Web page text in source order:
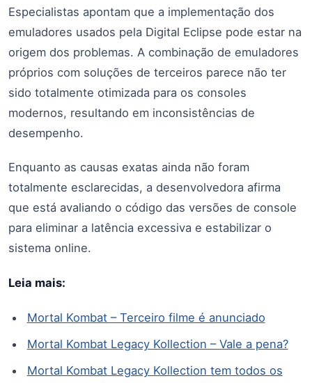
Especialistas apontam que a implementação dos
emuladores usados pela Digital Eclipse pode estar na
origem dos problemas. A combinação de emuladores
próprios com soluções de terceiros parece não ter
sido totalmente otimizada para os consoles
modernos, resultando em inconsistências de
desempenho.
Enquanto as causas exatas ainda não foram
totalmente esclarecidas, a desenvolvedora afirma
que está avaliando o código das versões de console
para eliminar a latência excessiva e estabilizar o
sistema online.
Leia mais:
Mortal Kombat – Terceiro filme é anunciado
Mortal Kombat Legacy Kollection – Vale a pena?
Mortal Kombat Legacy Kollection tem todos os